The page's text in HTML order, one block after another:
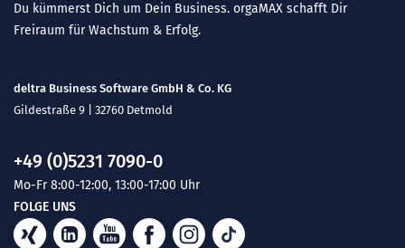
Du kümmerst Dich um Dein Business. orgaMAX schafft Dir
Freiraum für Wachstum & Erfolg.
deltra Business Software GmbH & Co. KG
Gildestraße 9 | 32760 Detmold
+49 (0)5231 7090-0
Mo-Fr 8:00-12:00, 13:00-17:00 Uhr
FOLGE UNS